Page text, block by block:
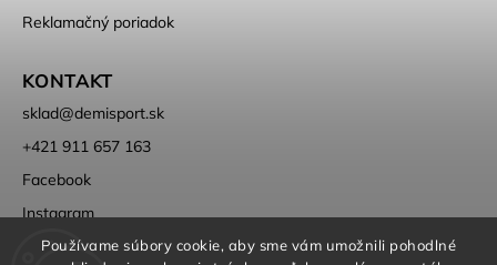
Používame súbory cookie, aby sme vám umožnili pohodlné
Reklamačný poriadok
KONTAKT
sklad@demisport.sk
+421 911 657 163
Facebook
Instagram